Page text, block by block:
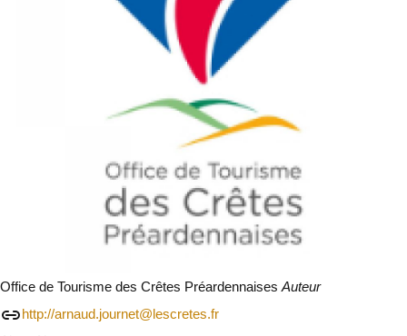
Office de Tourisme des Crêtes Préardennaises Auteur
http://arnaud.journet@lescretes.fr